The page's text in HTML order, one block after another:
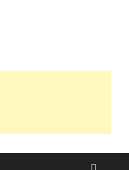
entre otras, para